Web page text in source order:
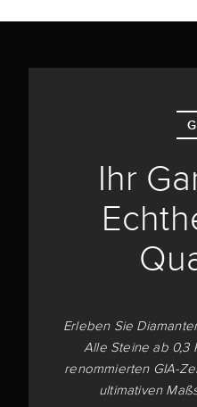
Ihr
Erleben Sie
Alle Steine ab 0,3
renommierten GIA-
ultimativen